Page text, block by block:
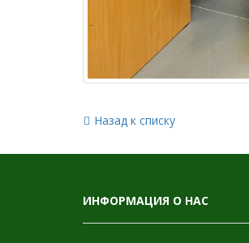
Назад к списку
ИНФОРМАЦИЯ О НАС